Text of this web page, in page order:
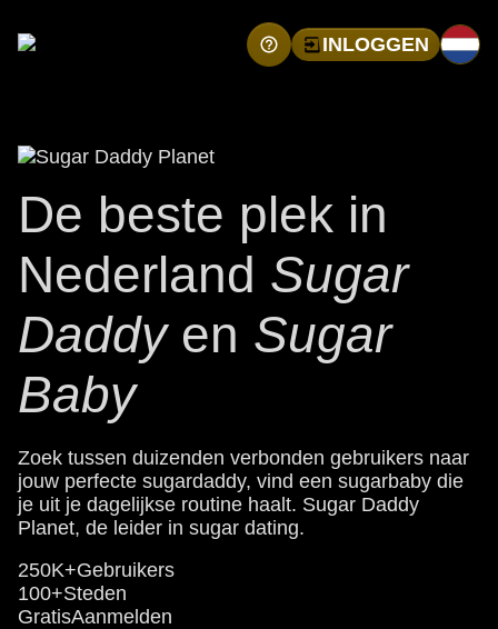
INLOGGEN
De beste plek in
Nederland Sugar
Daddyen Sugar
Baby
Zoek tussen duizenden verbonden gebruikers naar
jouw perfecte sugardaddy, vind een sugarbaby die
je uit je dagelijkse routine haalt. Sugar Daddy
Planet, de leider in sugar dating.
250K+Gebruikers
100+Steden
GratisAanmelden